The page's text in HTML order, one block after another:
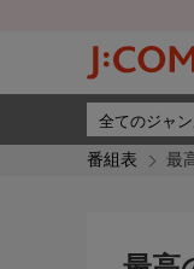
番組表 最